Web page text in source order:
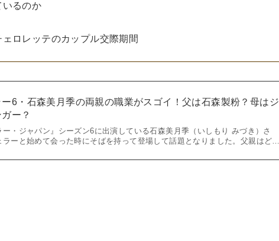
いるのか
ロレッテのカップル交際期間
6・石森美月季の両親の職業がスゴイ！父は石森製粉？母はジ
ー？
ー・ジャパン』シーズン6に出演している石森美月季（いしもり みづき）さ
ラーと始めて会った時にそばを持って登場して話題となりました。父親はど…